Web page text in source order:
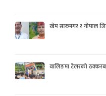
खेम सारुमगर र गोपाल
वालिङमा टेलरको